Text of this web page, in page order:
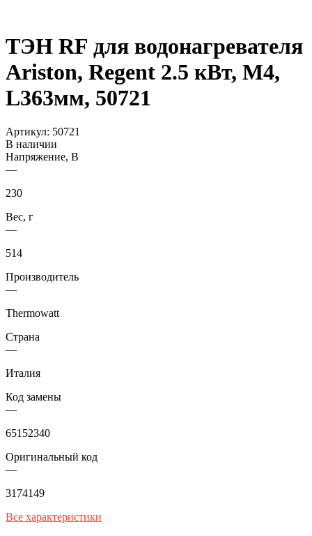
ТЭН RF для водонагревателя
Ariston, Regent 2.5 кВт, M4,
L363мм, 50721
Артикул: 50721
В наличии
Напряжение, В
—
230
Вес, г
—
514
Производитель
—
Thermowatt
Страна
—
Италия
Код замены
—
65152340
Оригинальный код
—
3174149
Все характеристики